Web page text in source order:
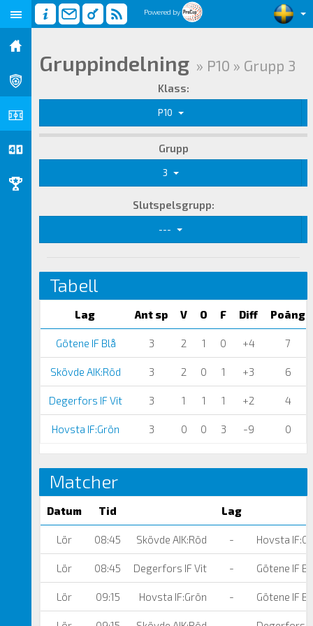
Powered by
Gruppindelning » P10 » Grupp 3
Klass:
P10
Grupp
3
Slutspelsgrupp:
---
Tabell
Lag Ant sp V O F Diff Poäng
Götene IF Blå 3 2 1 0 +4 7
Skövde AIK:Röd 3 2 0 1 +3 6
Degerfors IF Vit 3 1 1 1 +2 4
Hovsta IF:Grön 3 0 0 3 -9 0
Matcher
Datum Tid Lag
Lör 08:45 Skövde AIK:Röd - Hovsta
Lör 08:45 Degerfors IF Vit - Götene IF
Lör 09:15 Hovsta IF:Grön - Götene IF